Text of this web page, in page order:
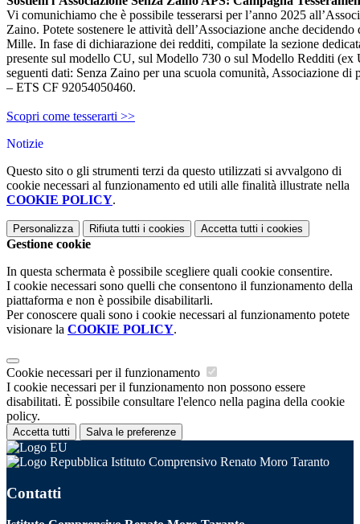
Vi comunichiamo che è possibile tesserarsi per l’anno 2025
Zaino. Potete sostenere le attività dell’Associazione anche
Mille. In fase di dichiarazione dei redditi, compilate la sezione
presente sul modello CU, sul Modello 730 o sul Modello Redditi (ex
seguenti dati: Senza Zaino per una scuola comunità, Associazione di
– ETS CF 92054050460.
Scopri come tesserarti >>
Notizie
Questo sito o gli strumenti terzi da questo utilizzati si avvalgono di
cookie necessari al funzionamento ed utili alle finalità illustrate nella
COOKIE POLICY.
Personalizza Rifiuta tutti i cookies Accetta tutti i cookies
Gestione cookie
In questa schermata è possibile scegliere quali cookie consentire.
I cookie necessari sono quelli che consentono il funzionamento della
piattaforma e non è possibile disabilitarli.
Per conoscere quali sono i cookie necessari al funzionamento potete
visionare la COOKIE POLICY.
Cookie necessari per il funzionamento
I cookie necessari per il funzionamento non possono essere
disabilitati. È possibile consultare l'elenco nella pagina della cookie
policy.
Accetta tutti Salva le preferenze
Istituto Comprensivo Renato Moro Taranto
Contatti